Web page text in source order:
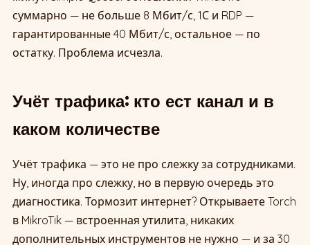
суммарно — не больше 8 Мбит/с, 1С и RDP —
гарантированные 40 Мбит/с, остальное — по
остатку. Проблема исчезла.
Учёт трафика: кто ест канал и в
каком количестве
Учёт трафика — это не про слежку за сотрудниками.
Ну, иногда про слежку, но в первую очередь это
диагностика. Тормозит интернет? Открываете Torch
в MikroTik — встроенная утилита, никаких
дополнительных инструментов не нужно — и за 30